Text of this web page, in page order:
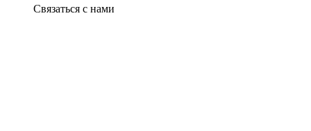
Связаться с нами